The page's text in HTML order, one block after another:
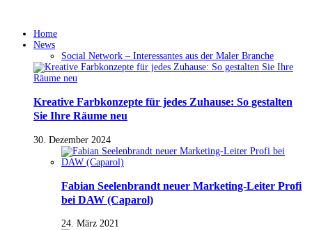
Home
News
Social Network – Interessantes aus der Maler Branche
Kreative Farbkonzepte für jedes Zuhause: So gestalten
Sie Ihre Räume neu
30. Dezember 2024
Fabian Seelenbrandt neuer Marketing-Leiter Profi
bei DAW (Caparol)
24. März 2021